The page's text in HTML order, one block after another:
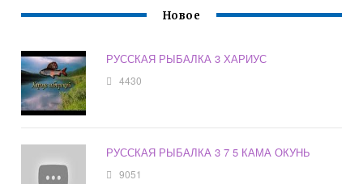
Новое
РУССКАЯ РЫБАЛКА 3 ХАРИУС
4430
РУССКАЯ РЫБАЛКА 3 7 5 КАМА ОКУНЬ
9051